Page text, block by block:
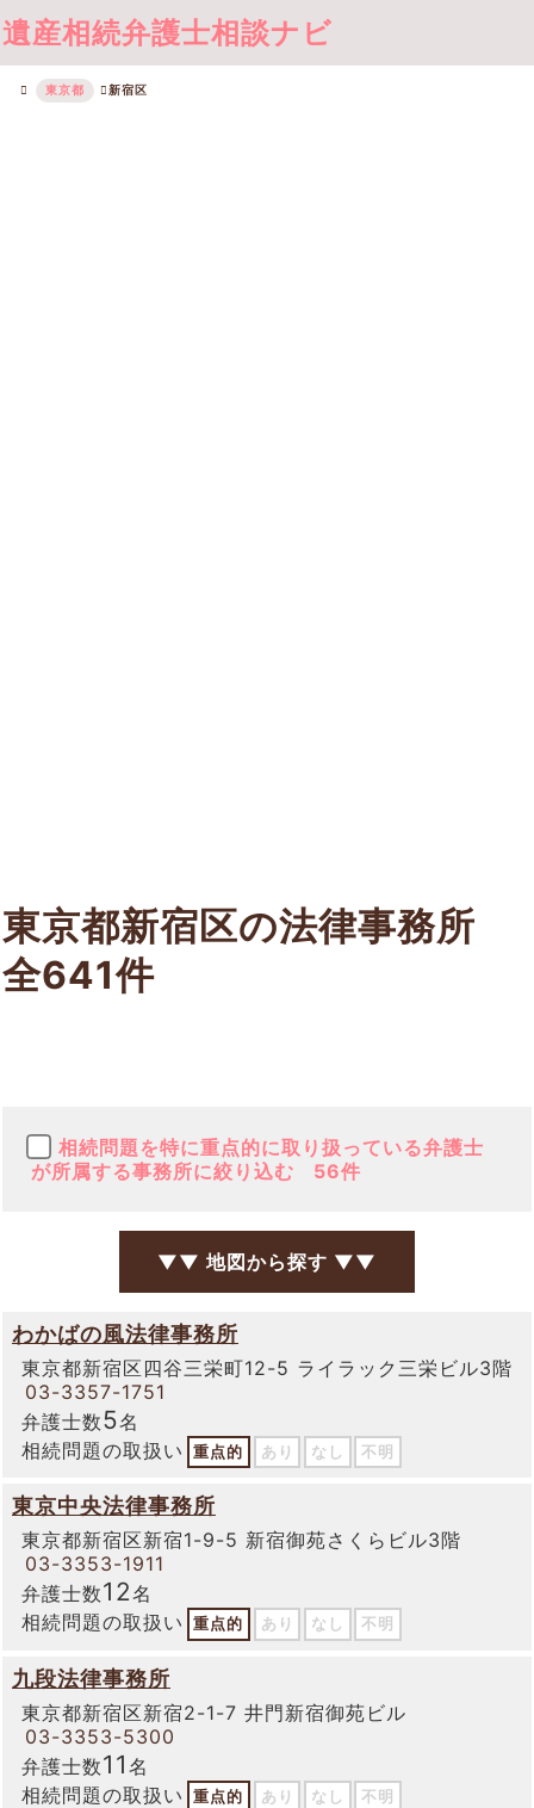
遺産相続弁護士相談ナビ
東京都 新宿区
東京都新宿区の法律事務所
全641件
相続問題を特に重点的に取り扱っている弁護士
が所属する事務所に絞り込む
56件
▼▼ 地図から探す ▼▼
わかばの風法律事務所
東京都新宿区四谷三栄町12-5 ライラック三栄ビル3階
03-3357-1751
弁護士数5名
相続問題の取扱い
重点的 あり なし 不明
東京中央法律事務所
東京都新宿区新宿1-9-5 新宿御苑さくらビル3階
03-3353-1911
弁護士数12名
相続問題の取扱い
重点的 あり なし 不明
九段法律事務所
東京都新宿区新宿2-1-7 井門新宿御苑ビル
03-3353-5300
弁護士数11 名
相続問題の取扱い
重点的 あり なし 不明